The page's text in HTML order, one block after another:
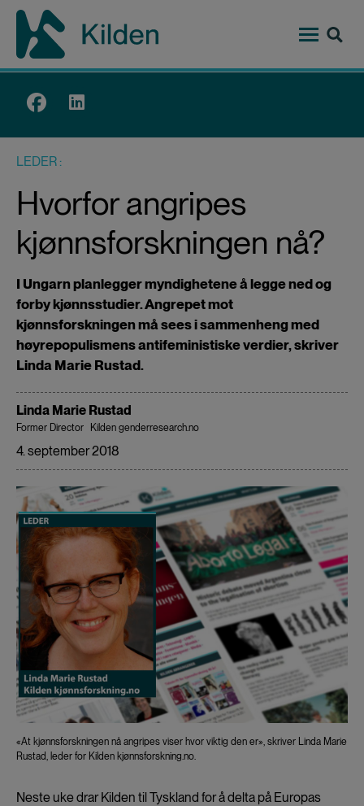
Hopp
hovedinnhold
Top
LEDER
Hvorfor angripes
kjønnsforskningen nå?
I Ungarn planlegger myndighetene å legge ned og
forby kjønnsstudier. Angrepet mot
kjønnsforskningen må sees i sammenheng med
høyrepopulismens antifeministiske verdier, skriver
Linda Marie Rustad.
Linda Marie Rustad
Former Director Kilden genderresearch.no
4. september 2018
«At kjønnsforskningen nå angripes viser hvor viktig den er», skriver Linda Marie
Rustad, leder for Kilden kjønnsforskning.no.
Neste uke drar Kilden til Tyskland for å delta på Europas